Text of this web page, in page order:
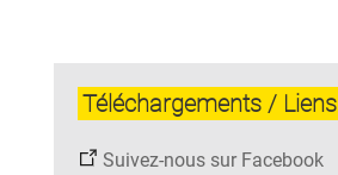
Téléchargements / Liens
Suivez-nous sur Facebook